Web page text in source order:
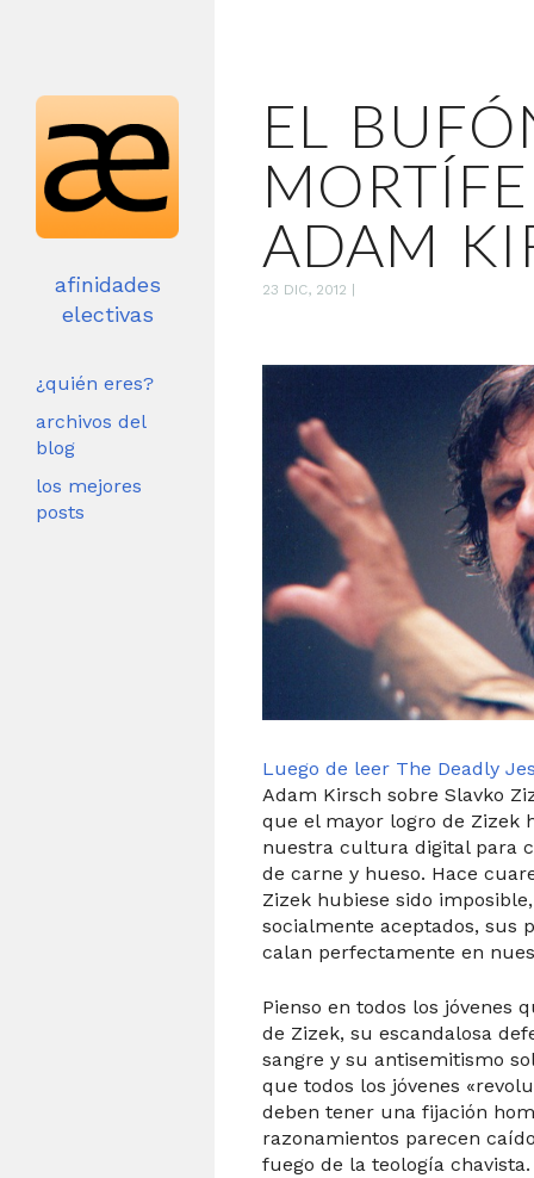
afinidades
electivas
¿quién eres?
archivos del
blog
los mejores
posts
EL
ADAM
23 DIC, 2012
Luego de leer The Deadly
Adam Kirsch sobre Slavko
que el mayor logro de Zizek
nuestra cultura digital para
de carne y hueso. Hace
Zizek hubiese sido
socialmente aceptados, sus
calan perfectamente en
Pienso en todos los jóvenes
de Zizek, su escandalosa
sangre y su antisemitismo
que todos los jóvenes
deben tener una fijación
razonamientos parecen
fuego de la teología